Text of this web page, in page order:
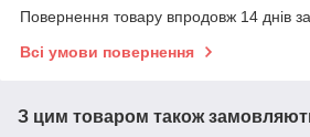
Повернення товару впродовж 14 днів
Всі умови повернення
З цим товаром також